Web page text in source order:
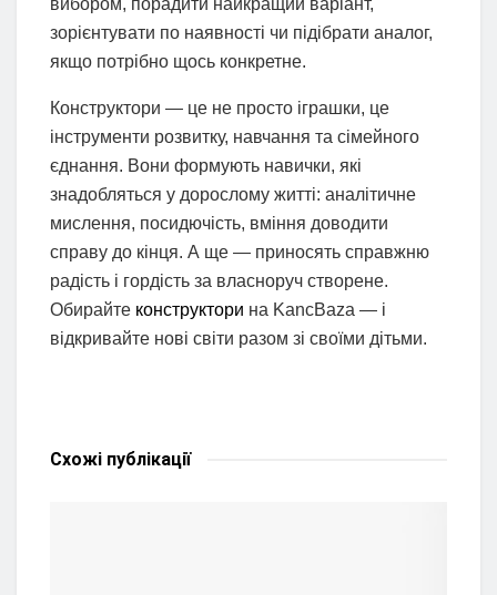
зорієнтувати по наявності чи підібрати аналог,
якщо потрібно щось конкретне.
Конструктори — це не просто іграшки, це
інструменти розвитку, навчання та сімейного
єднання. Вони формують навички, які
знадобляться у дорослому житті: аналітичне
мислення, посидючість, вміння доводити
справу до кінця. А ще — приносять справжню
радість і гордість за власноруч створене.
Обирайте конструктори на KancBaza — і
відкривайте нові світи разом зі своїми дітьми.
Схожі публікації